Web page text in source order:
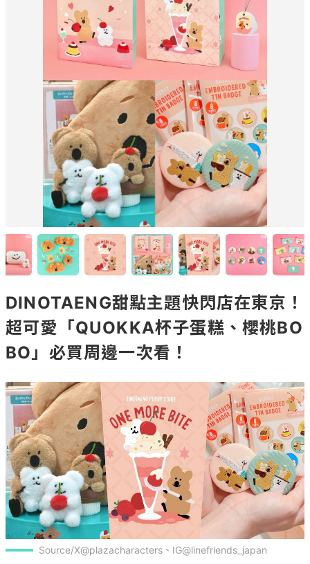
DINOTAENG甜點主題快閃店在東京！
超可愛「QUOKKA杯子蛋糕、櫻桃BO
BO」必買周邊一次看！
Source/X@plazacharacters、IG@linefriends_japan